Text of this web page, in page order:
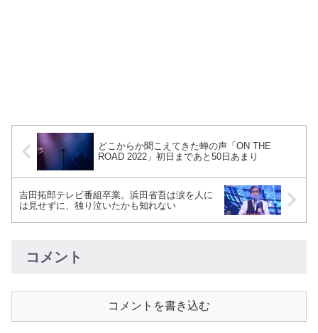
どこからか聞こえてきた蝉の声「ON THE
ROAD 2022」初日まであと50日あまり
吉田拓郎テレビ番組卒業。浜田省吾は涙を人に
は見せずに、独り泣いたかも知れない
コメント
コメントを書き込む